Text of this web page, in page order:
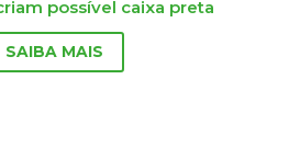
possível caixa preta
SAIBA MAIS